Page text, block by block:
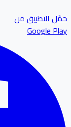
التطبيق من
Google